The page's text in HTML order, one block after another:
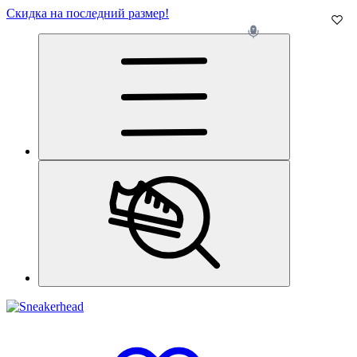
Скидка на последний размер!